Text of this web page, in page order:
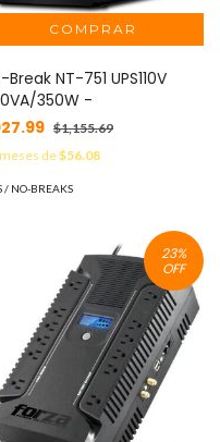
Break NT-751 UPS110V
350W -
$1,155.69
meses de$56.08
/ NO-BREAKS
23%
OFF